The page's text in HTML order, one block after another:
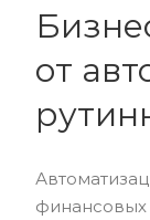
от
финансовых